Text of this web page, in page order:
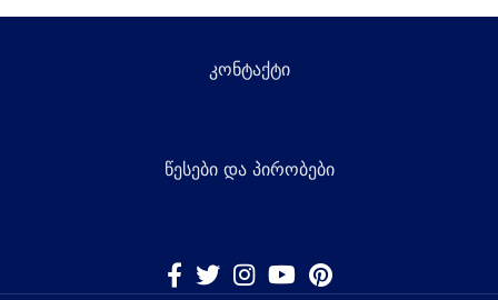
კონტაქტი
წესები და პირობები